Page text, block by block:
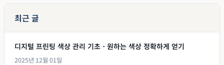
최근 글
디지털 프린팅 색상 관리 기초 - 원하는 색상 정확하게 얻기
2025년 12월 01일